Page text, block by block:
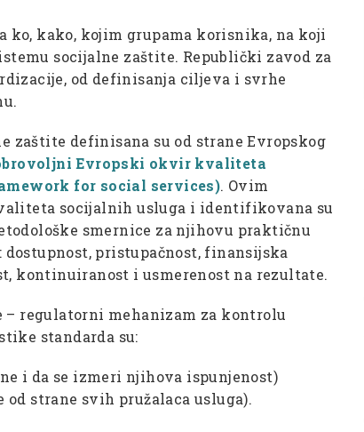
ko, kako, kojim grupama korisnika, na koji
socijalne zaštite. Republički zavod za
od definisanja ciljeva i svrhe
zaštite definisana su od strane Evropskog
Evropski okvir kvaliteta
for social services). Ovim
socijalnih usluga i identifikovana su
smernice za njihovu praktičnu
pristupačnost, finansijska
kontinuiranost i usmerenost na rezultate.
regulatorni mehanizam za kontrolu
standarda su:
i da se izmeri njihova ispunjenost)
strane svih pružalaca usluga).